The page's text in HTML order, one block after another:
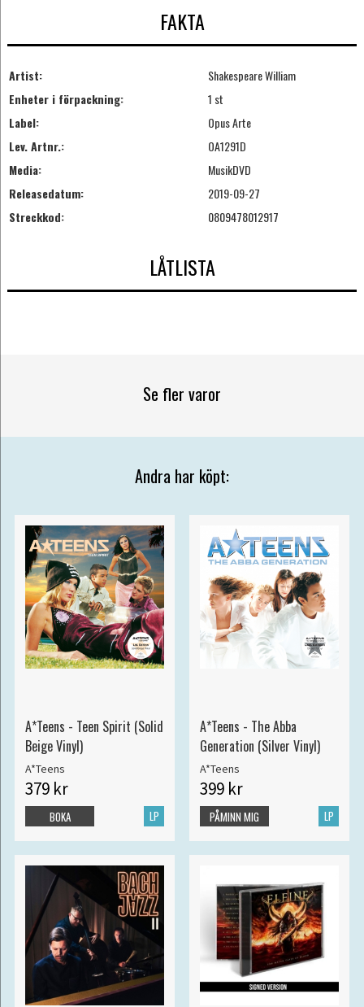
FAKTA
Artist:
Shakespeare William
Enheter i förpackning:
1 st
Label:
Opus Arte
Lev. Artnr.:
OA1291D
Media:
MusikDVD
Releasedatum:
2019-09-27
Streckkod:
0809478012917
LÅTLISTA
Se fler varor
Andra har köpt:
A*Teens - Teen Spirit (Solid
Beige Vinyl)
A*Teens
379 kr
LP
BOKA
A*Teens - The Abba
Generation (Silver Vinyl)
A*Teens
399 kr
LP
PÅMINN MIG